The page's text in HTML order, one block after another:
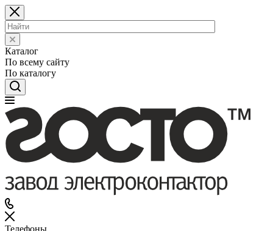
Каталог
По всему сайту
По каталогу
Телефоны